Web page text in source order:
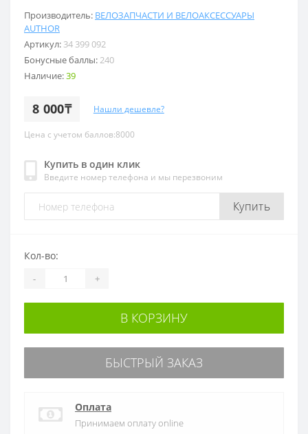
Производитель: ВЕЛОЗАПЧАСТИ И ВЕЛОАКСЕССУАРЫ
AUTHOR
Артикул: 34 399 092
Бонусные баллы:240
Наличие:39
8 000₸ Нашли дешевле?
Цена с учетом баллов:8000
Купить в один клик
Введите номер телефона и мы перезвоним
Купить
Кол-во:
- +
В КОРЗИНУ
БЫСТРЫЙ ЗАКАЗ
Оплата
Принимаем оплату online